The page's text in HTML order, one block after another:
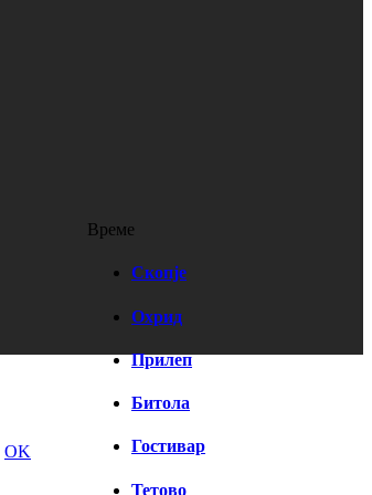
Време
Скопје
Охрид
Прилеп
Битола
Гостивар
Тетово
OK